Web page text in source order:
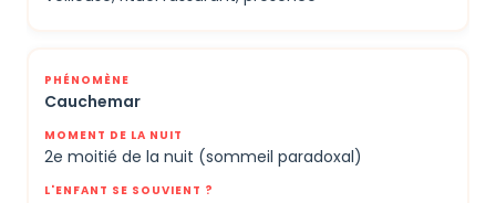
Cauchemar
2e moitié de la nuit (sommeil paradoxal)